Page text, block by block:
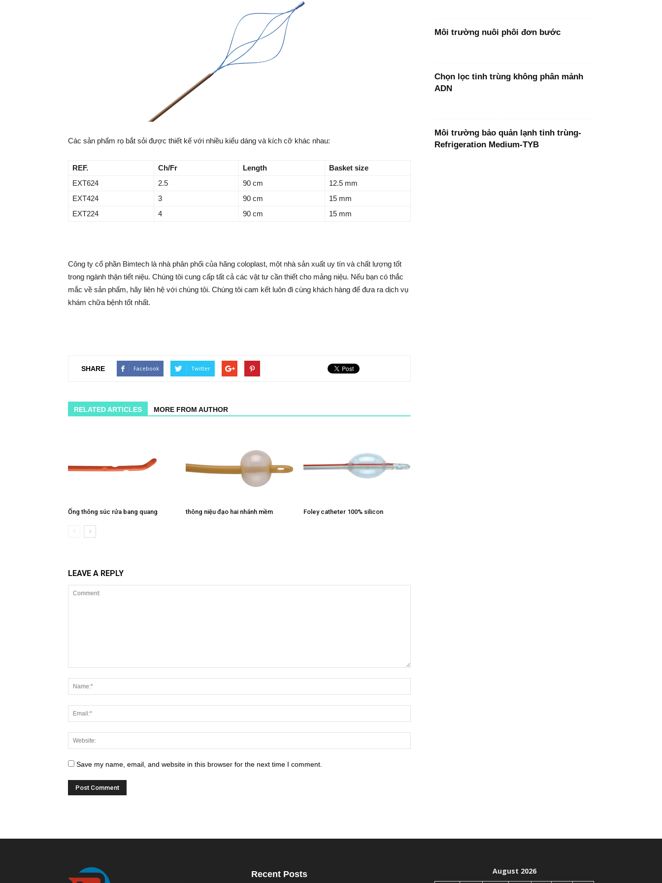
Các sản phẩm rọ bắt sỏi được thiết kế với nhiều kiểu dáng và kích cỡ khác nhau:
REF. Ch/Fr Length Basket size
EXT624
2.5 90 cm
12.5 mm
EXT424
3 90 cm
15 mm
EXT224
4 90 cm 15 mm
Công ty cổ phần Bimtech là nhà phân phối của hãng coloplast, một nhà sản xuất uy tín và chất lượng tốt
trong ngành thận tiết niệu. Chúng tôi cung cấp tất cả các vật tư cần thiết cho mảng niệu. Nếu bạn có thắc
mắc về sản phẩm, hãy liên hệ với chúng tôi. Chúng tôi cam kết luôn đi cùng khách hàng để đưa ra dịch vụ
khám chữa bệnh tốt nhất.
SHARE Facebook Twitter
RELATED ARTICLES MORE FROM AUTHOR
Ống thông súc rửa bang quang thông niệu đạo hai nhánh mềm Foley catheter 100% silicon
LEAVE A REPLY
Save my name, email, and website in this browser for the next time I comment.
Môi trường nuôi phôi đơn bước
Chọn lọc tinh trùng không phân mảnh
ADN
Môi trường bảo quản lạnh tinh trùng-
Refrigeration Medium-TYB
Recent Posts August 2026